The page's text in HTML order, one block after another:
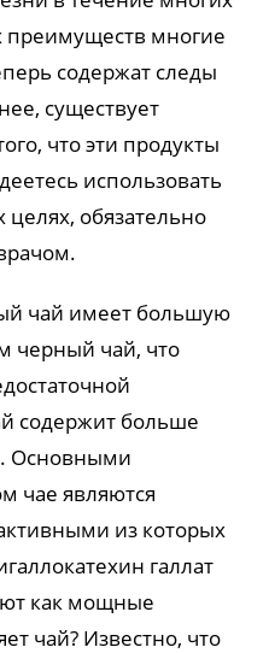
преимуществ многие
содержат следы
существует
что эти продукты
использовать
обязательно
чай имеет большую
черный чай, что
содержит больше
Основными
чае являются
из которых
галлат
как мощные
чай? Известно, что